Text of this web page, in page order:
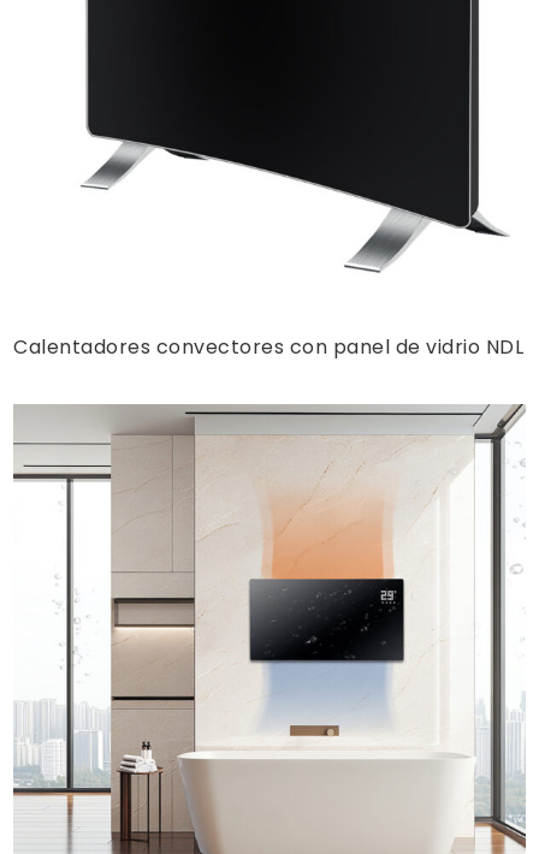
Calentadores convectores con panel de vidrio NDL